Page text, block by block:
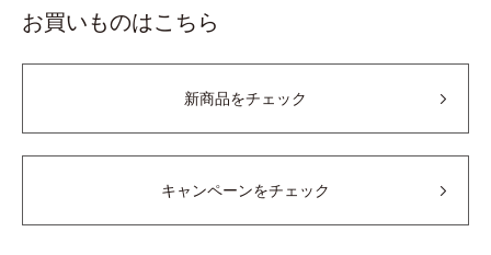
お買いものはこちら
新商品をチェック
キャンペーンをチェック